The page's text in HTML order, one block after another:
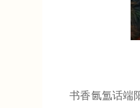
书香氤氲话端阳